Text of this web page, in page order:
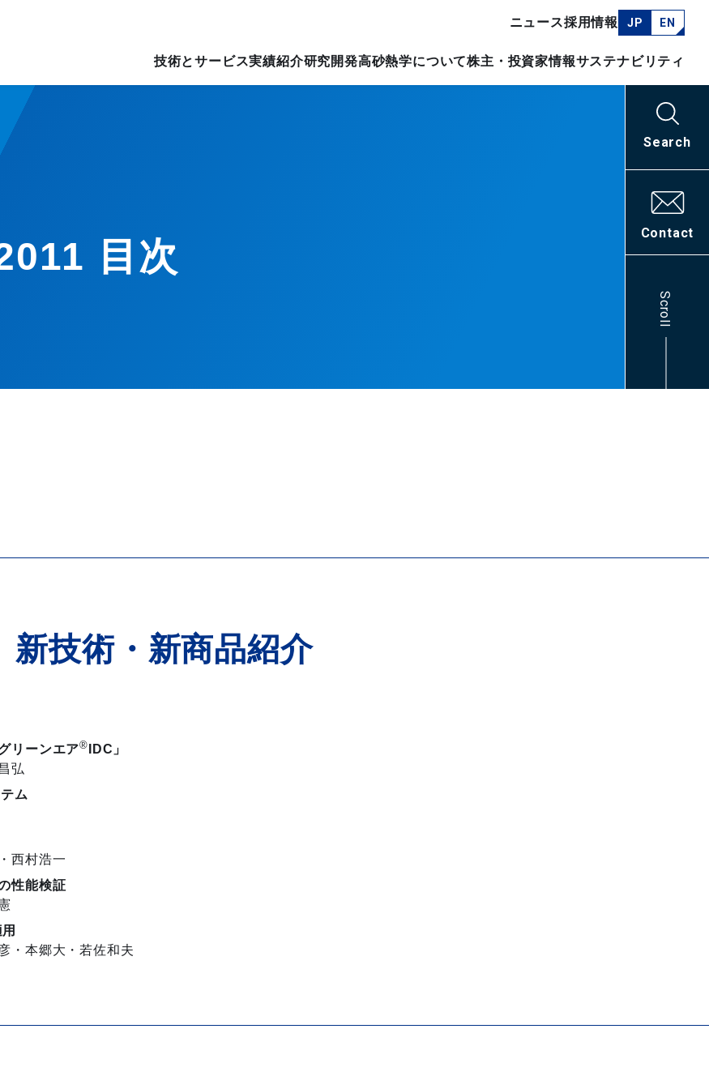
ニュース採用情報 JP EN
技術とサービス実績紹介研究開発高砂熱学について株主・投資家情報サステナビリティ
Search
Contact
Scroll
目次
新技術・新商品紹介
グリーンエア® IDC」
弘
ム
西村浩一
性能検証
・本郷大・若佐和夫